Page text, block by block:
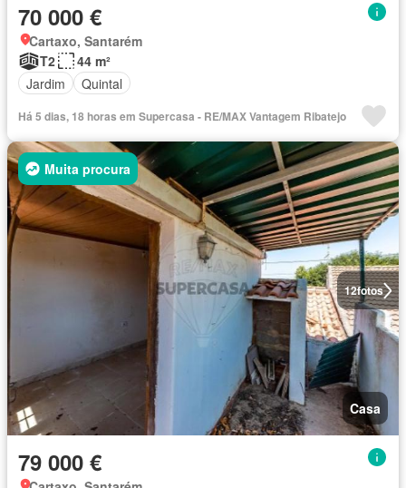
70 000 €
Cartaxo, Santarém
T2
44 m²
Jardim
Quintal
Há 5 dias, 18 horas em Supercasa - RE/MAX Vantagem Ribatejo
12fotos
Muita procura
Casa
79 000 €